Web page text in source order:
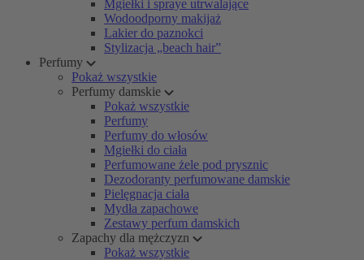
Mgiełki i spraye utrwalające
Wodoodporny makijaż
Lakier do paznokci
Stylizacja „beach hair”
Perfumy
Pokaż wszystkie
Perfumy damskie
Pokaż wszystkie
Perfumy
Perfumy do włosów
Mgiełki do ciała
Perfumowane żele pod prysznic
Dezodoranty perfumowane damskie
Pielęgnacja ciała
Mydła zapachowe
Zestawy perfum damskich
Zapachy dla mężczyzn
Pokaż wszystkie